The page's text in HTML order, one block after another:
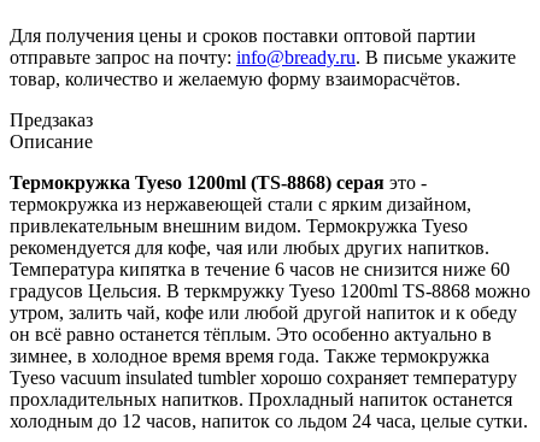
Для получения цены и сроков поставки оптовой партии
отправьте запрос на почту: info@bready.ru. В письме укажите
товар, количество и желаемую форму взаиморасчётов.
Предзаказ
Описание
Термокружка Tyeso 1200ml (TS-8868) серая это -
термокружка из нержавеющей стали с ярким дизайном,
привлекательным внешним видом. Термокружка Tyeso
рекомендуется для кофе, чая или любых других напитков.
Температура кипятка в течение 6 часов не снизится ниже 60
градусов Цельсия. В теркмружку Tyeso 1200ml TS-8868 можно
утром, залить чай, кофе или любой другой напиток и к обеду
он всё равно останется тёплым. Это особенно актуально в
зимнее, в холодное время время года. Также термокружка
Tyeso vacuum insulated tumbler хорошо сохраняет температуру
прохладительных напитков. Прохладный напиток останется
холодным до 12 часов, напиток со льдом 24 часа, целые сутки.